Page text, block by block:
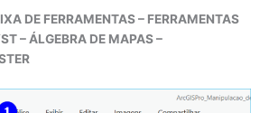
DE FERRAMENTAS – FERRAMENTAS
– ÁLGEBRA DE MAPAS –